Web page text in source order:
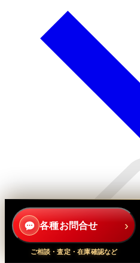
各種お問合せ ›
ご相談・査定・在庫確認など